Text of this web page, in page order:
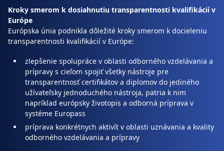
Kroky smerom k dosiahnutiu transparentnosti kvalifikácií v
Európe
Európska únia podnikla dôležité kroky smerom k docieleniu
transparentnosti kvalifikácií v Európe:
zlepšenie spolupráce v oblasti odborného vzdelávania a
prípravy s cieľom spojiť všetky nástroje pre
transparentnosť certifikátov a diplomov do jediného
užívateľsky jednoduchého nástroja, patria k nim
napríklad európsky životopis a odborná príprava v
systéme Europass
príprava konkrétnych aktivít v oblasti uznávania a kvality
odborného vzdelávania a prípravy